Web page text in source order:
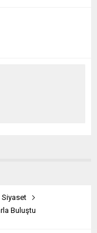
Siyaset
Buluştu